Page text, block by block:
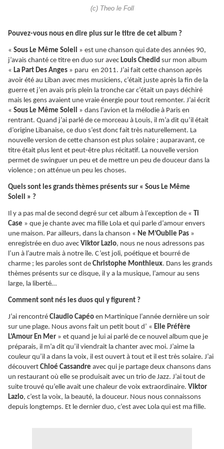
(c) Theo le Foll
Pouvez-vous nous en dire plus sur le titre de cet album ?
« Sous Le Même Soleil » est une chanson qui date des années 90,
j’avais chanté ce titre en duo sur avec Louis Chedid sur mon album
« La Part Des Anges » paru en 2011. J’ai fait cette chanson après
avoir été au Liban avec mes musiciens, c’était juste après la fin de la
guerre et j’en avais pris plein la tronche car c’était un pays déchiré
mais les gens avaient une vraie énergie pour tout remonter. J’ai écrit
« Sous Le Même Soleil » dans l’avion et la mélodie à Paris en
rentrant. Quand j’ai parlé de ce morceau à Louis, il m’a dit qu’il était
d’origine Libanaise, ce duo s’est donc fait très naturellement. La
nouvelle version de cette chanson est plus solaire ; auparavant, ce
titre était plus lent et peut-être plus récitatif. La nouvelle version
permet de swinguer un peu et de mettre un peu de douceur dans la
violence ; on atténue un peu les choses.
Quels sont les grands thèmes présents sur « Sous Le Même
Soleil » ?
Il y a pas mal de second degré sur cet album à l’exception de « Ti
Case » que je chante avec ma fille Lola et qui parle d’amour envers
une maison. Par ailleurs, dans la chanson « Ne M’Oublie Pas »
enregistrée en duo avec Viktor Lazlo, nous ne nous adressons pas
l’un à l’autre mais à notre île. C’est joli, poétique et bourré de
charme ; les paroles sont de Christophe Monthieux. Dans les grands
thèmes présents sur ce disque, il y a la musique, l’amour au sens
large, la liberté…
Comment sont nés les duos qui y figurent ?
J’ai rencontré Claudio Capéo en Martinique l’année dernière un soir
sur une plage. Nous avons fait un petit bout d’ « Elle Préfère
L’Amour En Mer » et quand je lui ai parlé de ce nouvel album que je
préparais, il m’a dit qu’il viendrait la chanter avec moi. J’aime la
couleur qu’il a dans la voix, il est ouvert à tout et il est très solaire. J’ai
découvert Chloé Cassandre avec qui je partage deux chansons dans
un restaurant où elle se produisait avec un trio de Jazz. J’ai tout de
suite trouvé qu’elle avait une chaleur de voix extraordinaire. Viktor
Lazlo, c’est la voix, la beauté, la douceur. Nous nous connaissons
depuis longtemps. Et le dernier duo, c’est avec Lola qui est ma fille.